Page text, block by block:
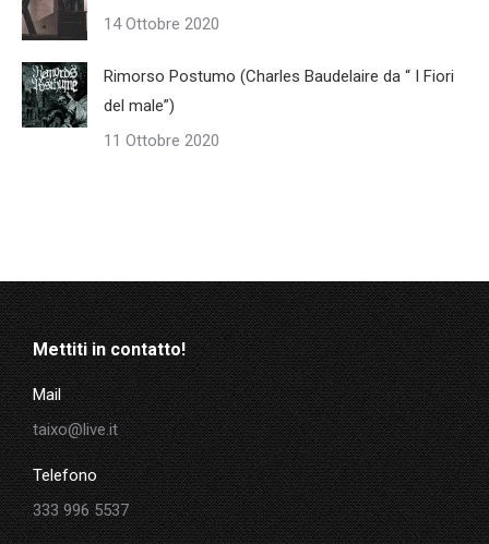
14 Ottobre 2020
Rimorso Postumo (Charles Baudelaire da “ I Fiori
del male”)
11 Ottobre 2020
Mettiti in contatto!
Mail
taixo@live.it
Telefono
333 996 5537